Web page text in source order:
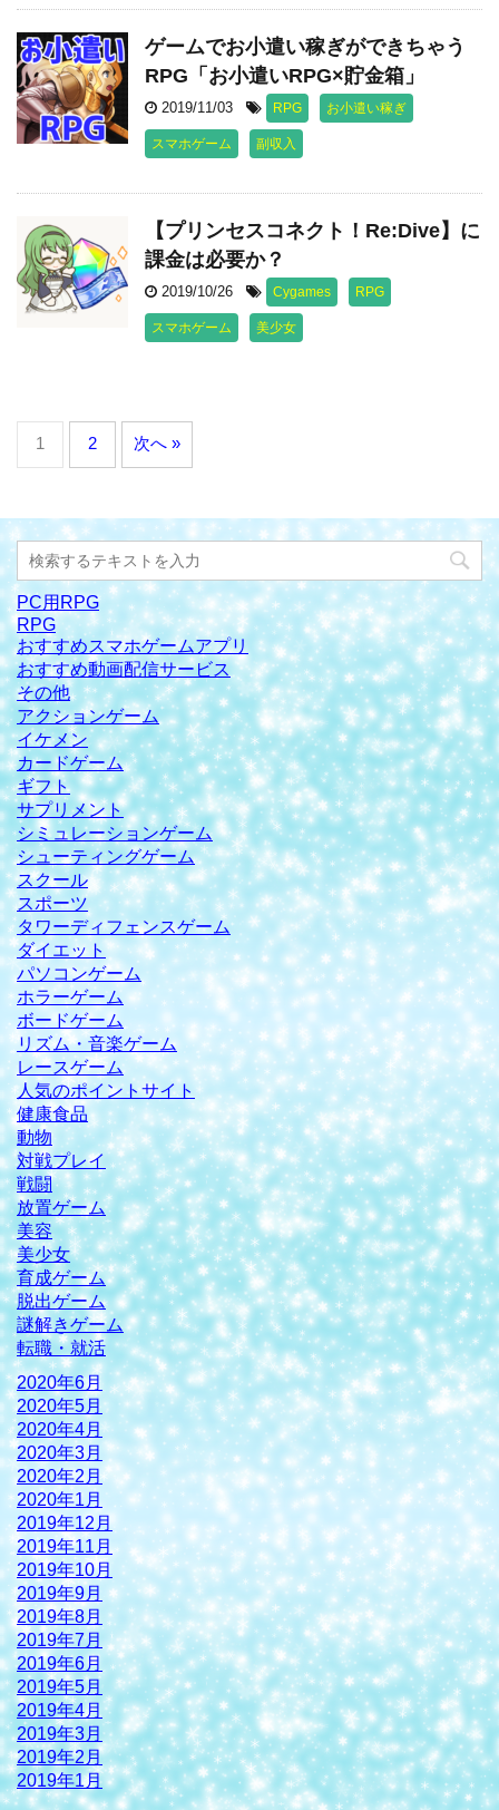
ゲームでお小遣い稼ぎができちゃう
RPG「お小遣いRPG×貯金箱」
2019/11/03 RPG お小遣い稼ぎ
スマホゲーム 副収入
【プリンセスコネクト！Re:Dive】に
課金は必要か？
2019/10/26 Cygames RPG
スマホゲーム 美少女
1 2 次へ »
PC用RPG
RPG
おすすめスマホゲームアプリ
おすすめ動画配信サービス
その他
アクションゲーム
イケメン
カードゲーム
ギフト
サプリメント
シミュレーションゲーム
シューティングゲーム
スクール
スポーツ
タワーディフェンスゲーム
ダイエット
パソコンゲーム
ホラーゲーム
ボードゲーム
リズム・音楽ゲーム
レースゲーム
人気のポイントサイト
健康食品
動物
対戦プレイ
戦闘
放置ゲーム
美容
美少女
育成ゲーム
脱出ゲーム
謎解きゲーム
転職・就活
2020年6月
2020年5月
2020年4月
2020年3月
2020年2月
2020年1月
2019年12月
2019年11月
2019年10月
2019年9月
2019年8月
2019年7月
2019年6月
2019年5月
2019年4月
2019年3月
2019年2月
2019年1月